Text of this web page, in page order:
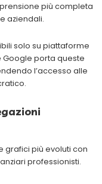
più completa
aziendali.
solo su piattaforme
porta queste
l’accesso alle
grafici più evoluti con
professionisti.